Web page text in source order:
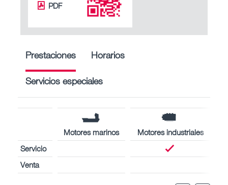
PDF
Prestaciones Horarios
Servicios especiales
Motores marinos
Motores industriales
Servicio
Venta